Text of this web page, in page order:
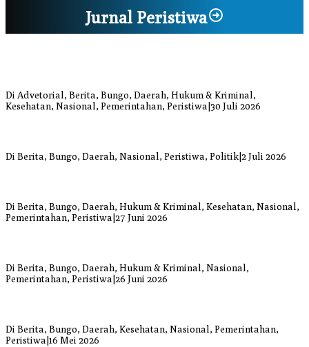
Jurnal Peristiwa
Di Advetorial, Berita, Bungo, Daerah, Hukum & Kriminal,
Kesehatan, Nasional, Pemerintahan, Peristiwa 30 Juli 2026
Di Berita, Bungo, Daerah, Nasional, Peristiwa, Politik|2 Juli 2026
Di Berita, Bungo, Daerah, Hukum & Kriminal, Kesehatan, Nasional,
Pemerintahan, Peristiwa 27 Juni 2026
Di Berita, Bungo, Daerah, Hukum & Kriminal, Nasional,
Pemerintahan, Peristiwa 26 Juni 2026
Di Berita, Bungo, Daerah, Kesehatan, Nasional, Pemerintahan,
Peristiwa 16 Mei 2026